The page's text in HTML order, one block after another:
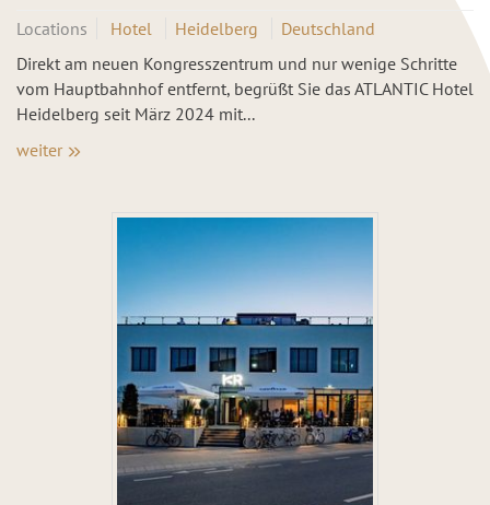
Locations Hotel Heidelberg
Deutschland
Direkt am neuen Kongresszentrum und nur wenige Schritte
vom Hauptbahnhof entfernt, begrüßt Sie das ATLANTIC Hotel
Heidelberg seit März 2024 mit...
weiter